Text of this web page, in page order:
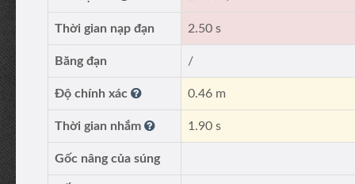
Thời gian nạp đạn 2.50 s
Băng đạn /
Độ chính xác 0.46 m
Thời gian nhắm 1.90 s
Gốc nâng của súng